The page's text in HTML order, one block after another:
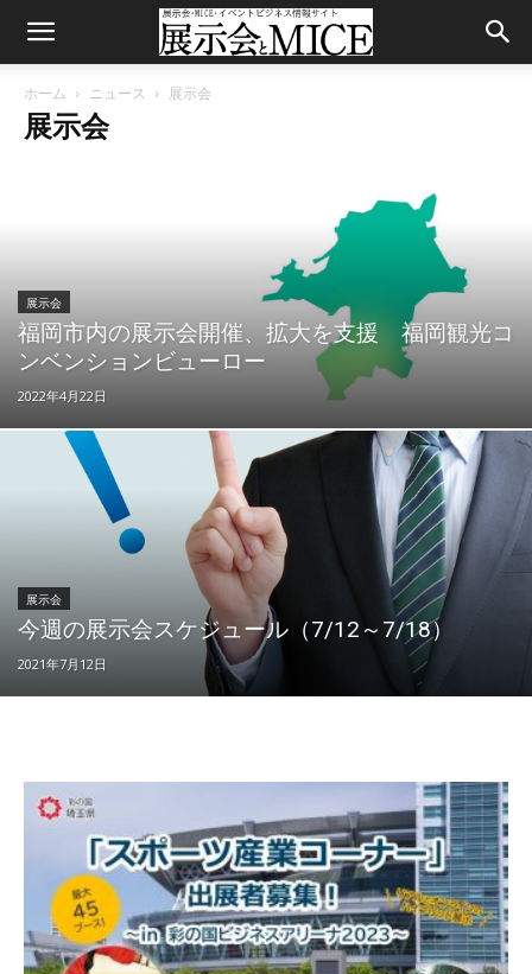
ホーム ニュース 展示会
展示会
展示会
福岡市内の展示会開催、拡大を支援 福岡観光コ
ンベンションビューロー
2022年4月22日
展示会
今週の展示会スケジュール（7/12～7/18）
2021年7月12日